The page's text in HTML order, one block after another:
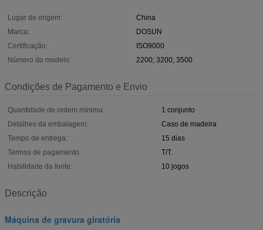
Lugar de origem:
China
Marca:
DOSUN
Certificação:
ISO9000
Número do modelo:
2200; 3200; 3500
Condições de Pagamento e Envio
Quantidade de ordem mínima:
1 conjunto
Detalhes da embalagem:
Caso de madeira
Tempo de entrega:
15 dias
Termos de pagamento:
T/T.
Habilidade da fonte:
10 jogos
Descrição
Máquina de gravura giratória